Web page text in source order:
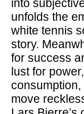
into
unfolds the
white tennis
story.
for success
lust for
move